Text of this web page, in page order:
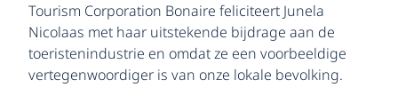
Tourism Corporation Bonaire feliciteert Junela
Nicolaas met haar uitstekende bijdrage aan de
toeristenindustrie en omdat ze een voorbeeldige
vertegenwoordiger is van onze lokale bevolking.